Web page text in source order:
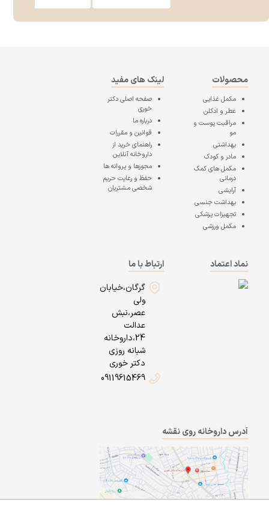
محصولات
مکمل غذایی
عطر و ادکلن
مراقبت پوست و
مو
بهداشتی
مادر و کودک
مکمل های کمک
درمانی
آرایشی
بهداشت جنسی
تجهیزات پزشکی
مکمل ورزشی
لینک های مفید
صفحه اصلیدکتر
خوری
درباره ما
قوانین و مقررات
راهنمای خرید از
داروخانه آنلاین
مجوزها و پروانه ها
حفظ و رعایت حریم
شخصی مشتریان
نماد اعتماد
ارتباط با ما
گرگان،خیابان
ولی
عصر،نبش
عدالت
24،داروخانه
شبانه روزی
دکتر خوری
09119615469
آدرس داروخانه روی نقشه